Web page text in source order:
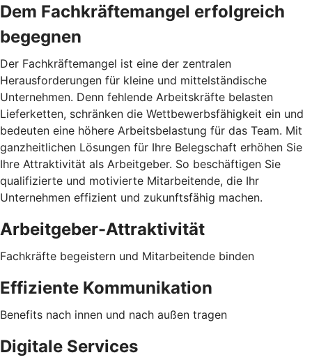
Dem Fachkräftemangel erfolgreich
begegnen
Der Fachkräftemangel ist eine der zentralen
Herausforderungen für kleine und mittelständische
Unternehmen. Denn fehlende Arbeitskräfte belasten
Lieferketten, schränken die Wettbewerbsfähigkeit ein und
bedeuten eine höhere Arbeitsbelastung für das Team. Mit
ganzheitlichen Lösungen für Ihre Belegschaft erhöhen Sie
Ihre Attraktivität als Arbeitgeber. So beschäftigen Sie
qualifizierte und motivierte Mitarbeitende, die Ihr
Unternehmen effizient und zukunftsfähig machen.
Arbeitgeber-Attraktivität
Fachkräfte begeistern und Mitarbeitende binden
Effiziente Kommunikation
Benefits nach innen und nach außen tragen
Digitale Services